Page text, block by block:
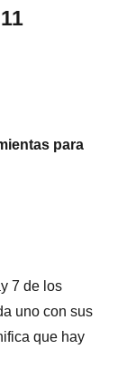
para
7 de los
uno con sus
que hay